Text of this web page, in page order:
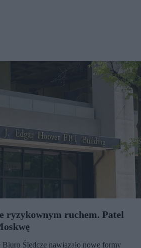
ryzykownym ruchem. Patel
Śledcze nawiązało nowe formy